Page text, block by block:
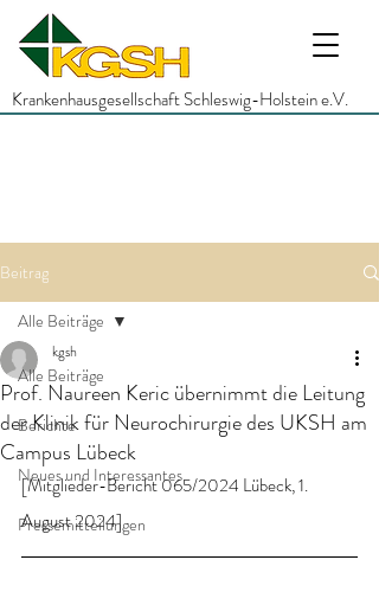
Krankenhausgesellschaft Schleswig-Holstein e.V.
Beitrag
Alle Beiträge
Berichte
Neues und Interessantes
Pressemitteilungen
Alle Beiträge
Prof. Naureen Keric übernimmt die Leitung
der Klinik für Neurochirurgie des UKSH am
Campus Lübeck
kgsh
[Mitglieder-Bericht 065/2024 Lübeck, 1.
August 2024]